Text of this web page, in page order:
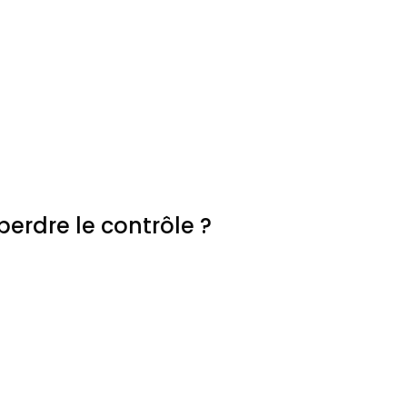
le contrôle ?